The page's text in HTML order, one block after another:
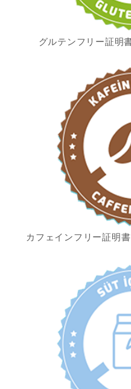
グルテンフリー証明
カフェインフリー証明